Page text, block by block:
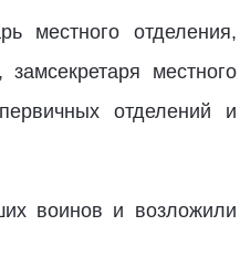
местного отделения,
, замсекретаря местного
отделений и
воинов и возложили